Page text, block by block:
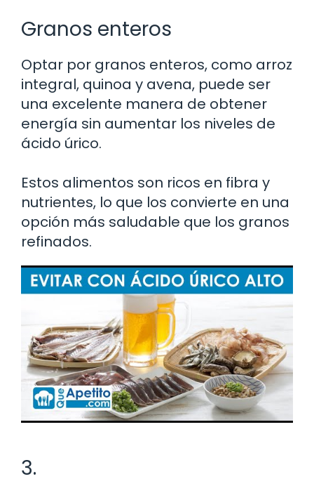
Granos enteros
Optar por granos enteros, como arroz
integral, quinoa y avena, puede ser
una excelente manera de obtener
energía sin aumentar los niveles de
ácido úrico.
Estos alimentos son ricos en fibra y
nutrientes, lo que los convierte en una
opción más saludable que los granos
refinados.
3.